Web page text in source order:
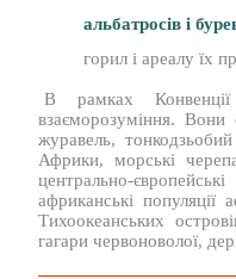
альбатросів і
горил і ареалу їх
В рамках
взаєморозуміння. Вони
журавель,
Африки, морські
центрально-
африканські популяції
Тихоокеанських
гагари червоноволої,